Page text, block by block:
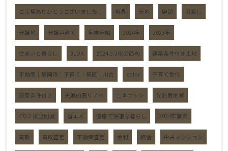
ご来場ありがとうございました！ 境界 売地 店舗 引渡し
分譲地 分譲戸建て 年末年始 2024年 2023年
住まいと暮らし 3LDK 2024.3.3桃の節句 建築条件付き土地
不動産｜静岡市｜子育て｜葵区｜川合 color 子育て世代
建築条件付き 先進的窓リノベ 二重サッシ 光熱費削減
CO２排出削減 省エネ 健康で快適な暮らし 2024年事業
買取 買取査定 不動産査定 金利 終活 中古マンション